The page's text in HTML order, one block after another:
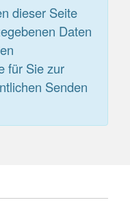
dieser Seite
Daten
für Sie zur
Senden